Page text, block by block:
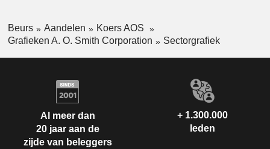
Beurs Aandelen
Koers AOS
Grafieken A. O. Smith Corporation
Sectorgrafiek
Al meer dan
20 jaar aan de
zijde van beleggers
+ 1.300.000
leden